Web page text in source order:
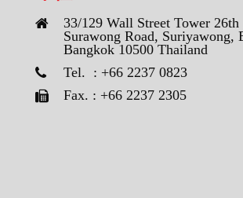
33/129 Wall Street Tower 26th
Surawong Road, Suriyawong,
Bangkok 10500 Thailand
Tel. : +66 2237 0823
Fax. : +66 2237 2305